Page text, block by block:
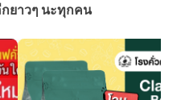
กยาวๆ นะทุกคน